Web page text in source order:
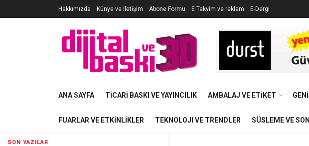
SON YAZILAR
Hakkımızda Künye ve İletişim Abone Formu E Takvim ve reklam E-Dergi
ANA SAYFA TICARI BASKI VE YAYINCILIK AMBALAJ VE ETIKET
FUARLAR VE ETKINLIKLER TEKNOLOJI VE TRENDLER SÜSLEME VE